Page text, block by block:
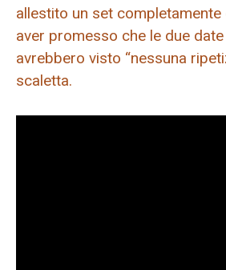
allestito un set
aver promesso che le due
avrebbero visto “nessuna
scaletta.